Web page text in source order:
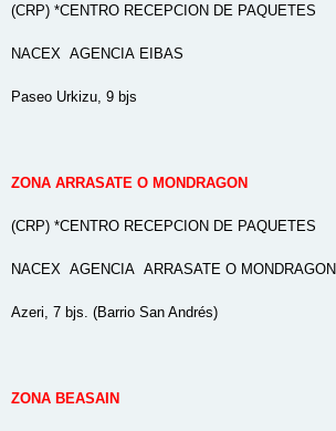
(CRP) *CENTRO RECEPCION DE PAQUETES
NACEX AGENCIA EIBAS
Paseo Urkizu, 9 bjs
ZONA ARRASATE O MONDRAGON
(CRP) *CENTRO RECEPCION DE PAQUETES
NACEX AGENCIA ARRASATE O MONDRAGON
Azeri, 7 bjs. (Barrio San Andrés)
ZONA BEASAIN